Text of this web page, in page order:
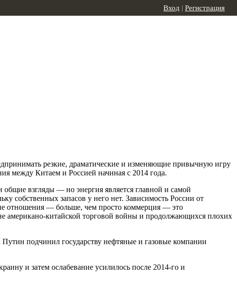
Вход | Регистрация
резкие, драматические и изменяющие привычную игру
между Китаем и Россией начиная с 2014 года.
взгляды — но энергия является главной и самой
собственных запасов у него нет. Зависимость России от
отношения — больше, чем просто коммерция — это
американо-китайской торговой войны и продолжающихся плохих
подчинил государству нефтяные и газовые компании
и затем ослабевание усилилось после 2014-го и